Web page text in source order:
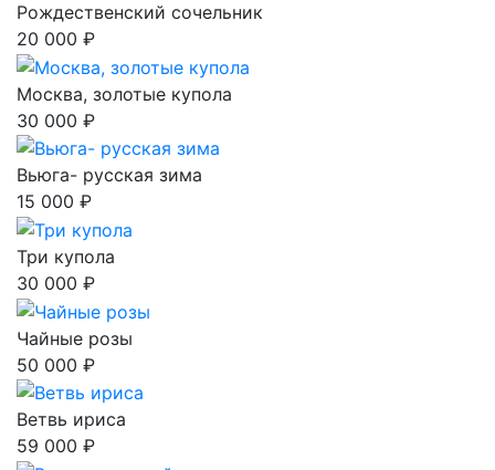
Рождественский сочельник
20 000 ₽
Москва, золотые купола
30 000 ₽
Вьюга- русская зима
15 000 ₽
Три купола
30 000 ₽
Чайные розы
50 000 ₽
Ветвь ириса
59 000 ₽